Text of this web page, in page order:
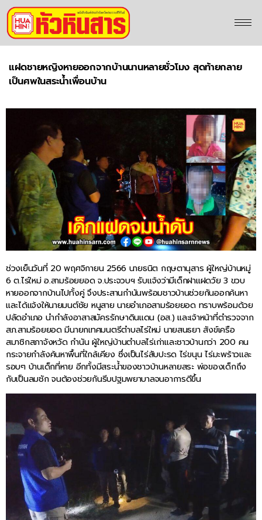
แฝดชายหญิงหายออกจากบ้านนานหลายชั่วโมง สุดท้ายกลาย
เป็นศพในสระน้ำเพื่อนบ้าน
ช่วงเย็นวันที่ 20 พฤศจิกายน 2566 นายธนิต กฤษตานุสาร ผู้ใหญ่บ้านหมู่
6 ต.ไร่ใหม่ อ.สามร้อยยอด จ.ประจวบฯ รับแจ้งว่ามีเด็กฝาแฝดวัย 3 ขวบ
หายออกจากบ้านไปทั้งคู่ จึงประสานกำนันพร้อมชาวบ้านช่วยกันออกค้นหา
และได้แจ้งให้นายมนต์ชัย หนูสาย นายอำเภอสามร้อยยอด ทราบพร้อมด้วย
ปลัดอำเภอ นำกำลังอาสาสมัครรักษาดินแดน (อส.) และเจ้าหน้าที่ตำรวจจาก
สภ.สามร้อยยอด มีนายกเทศมนตรีตำบลไร่ใหม่ นายสนธยา สังข์เครือ
สมาชิกสภาจังหวัด กำนัน ผู้ใหญ่บ้านตำบลไร่เก่าและชาวบ้านกว่า 200 คน
กระจายกำลังค้นหาพื้นที่ใกล้เคียง ซึ่งเป็นไร่สับปะรด ไร่ขนุน ไร่มะพร้าวและ
รอบๆ บ้านเด็กที่หาย อีกทั้งมีสระน้ำของชาวบ้านหลายสระ พ่อของเด็กถึง
กับเป็นลมชัก จนต้องช่วยกันรีบปฐมพยาบาลจนอาการดีขึ้น